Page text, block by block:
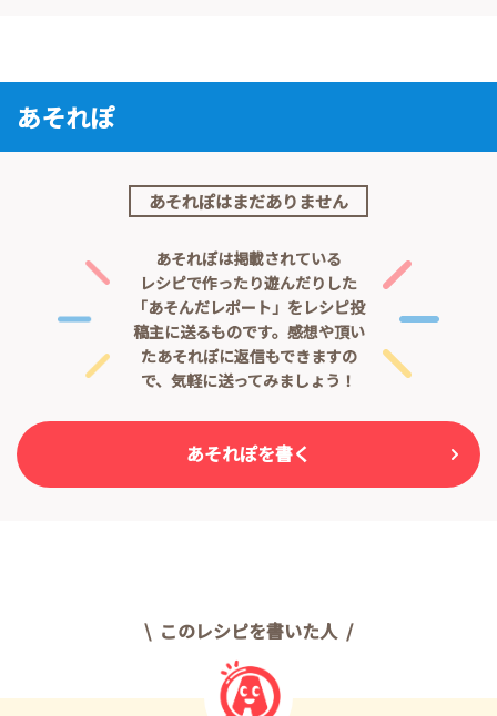
あそれぽ
あそれぽはまだありません
あそれぽは掲載されている
レシピで作ったり遊んだりした
「あそんだレポート」をレシピ投
稿主に送るものです。 感想や頂い
たあそれぽに返信もできますの
で、気軽に送ってみましょう！
あそれぽを書く
このレシピを書いた人